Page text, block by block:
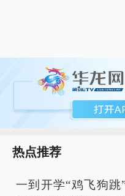
热点推荐
一到开学“鸡飞狗跳